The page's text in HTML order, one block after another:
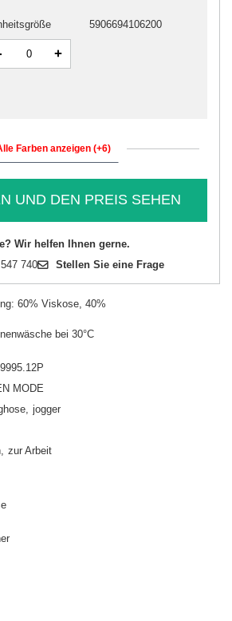
5906694106200
+
Farben anzeigen (+6)
UND DEN PREIS SEHEN
Wir helfen Ihnen gerne.
740 Stellen Sie eine Frage
60% Viskose, 40%
bei 30°C
MODE
jogger
zur Arbeit